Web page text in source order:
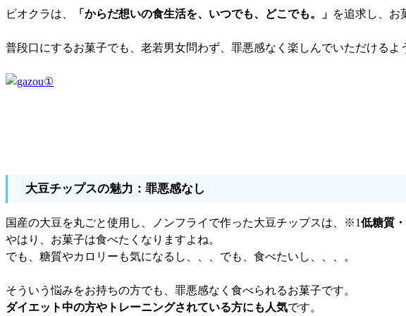
ビオクラは、 「からだ想いの食生活を、いつでも、どこでも。」 を追求し、お
普段口にするお菓子でも、老若男女問わず、罪悪感なく楽しんでいただけるよ
大豆チップスの魅力：罪悪感なし
国産の大豆を丸ごと使用し、ノンフライで作った大豆チップスは、※1低糖質
やはり、お菓子は食べたくなりますよね。
でも、糖質やカロリーも気になるし、、、でも、食べたいし、、、。
そういう悩みをお持ちの方でも、罪悪感なく食べられるお菓子です。
ダイエット中の方やトレーニングされている方にも人気です。